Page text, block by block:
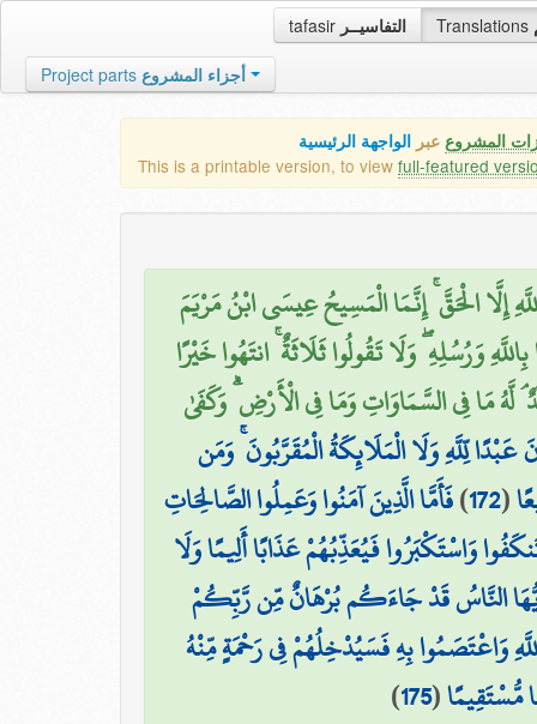
tafasir التفاسيــر Translations
Project parts أجزاء المشروع
المشروع عبر الواجهة الرئيسية
This is a printable version, to view full-featured
إِلَّا الْحَقَّ ۚ إِنَّمَا الْمَسِيحُ عِيسَى ابْنُ مَرْيَمَ
وَرُسُلِهِ ۖ وَلَا تَقُولُوا ثَلَاثَةٌ ۚ انتَهُوا خَيْرًا
مَا فِي السَّمَاوَاتِ وَمَا فِي الْأَرْضِ ۗ وَكَفَىٰ
لِّلَّهِ وَلَا الْمَلَائِكَةُ الْمُقَرَّبُونَ ۚ وَمَن
(
172
)فَأَمَّا الَّذِينَ آمَنُوا وَعَمِلُوا الصَّالِحَاتِ
وَاسْتَكْبَرُوا فَيُعَذِّبُهُمْ عَذَابًا أَلِيمًا وَلَا
النَّاسُ قَدْ جَاءَكُم بُرْهَانٌ مِّن رَّبِّكُمْ
وَاعْتَصَمُوا بِهِ فَسَيُدْخِلُهُمْ فِي رَحْمَةٍ مِّنْهُ
مُّسْتَقِيمًا(
175
)